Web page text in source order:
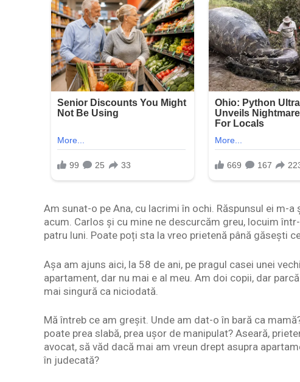
Am sunat-o pe Ana, cu lacrimi în ochi. Răspunsul ei m-
acum. Carlos și cu mine ne descurcăm greu, locuim
patru luni. Poate poți sta la vreo prietenă până găsești
Așa am ajuns aici, la 58 de ani, pe pragul casei unei
apartament, dar nu mai e al meu. Am doi copii, dar
mai singură ca niciodată.
Mă întreb ce am greșit. Unde am dat-o în bară ca
poate prea slabă, prea ușor de manipulat? Aseară,
avocat, să văd dacă mai am vreun drept asupra
în judecată?